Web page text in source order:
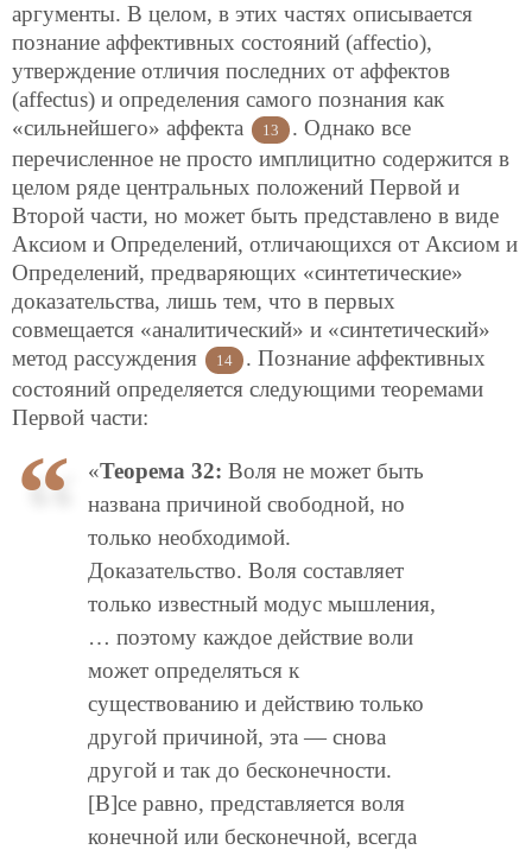
аргументы. В целом, в этих частях описывается
познание аффективных состояний (affectio),
утверждение отличия последних от аффектов
(affectus) и определения самого познания как
«сильнейшего» аффекта
13
. Однако все
перечисленное не просто имплицитно содержится в
целом ряде центральных положений Первой и
Второй части, но может быть представлено в виде
Аксиом и Определений, отличающихся от Аксиом и
Определений, предваряющих «синтетические»
доказательства, лишь тем, что в первых
совмещается «аналитический» и «синтетический»
метод рассуждения
14
. Познание аффективных
состояний определяется следующими теоремами
Первой части:
«Теорема 32: Воля не может быть
названа причиной свободной, но
только необходимой.
Доказательство. Воля составляет
только известный модус мышления,
… поэтому каждое действие воли
может определяться к
существованию и действию только
другой причиной, эта — снова
другой и так до бесконечности.
[В]се равно, представляется воля
конечной или бесконечной, всегда